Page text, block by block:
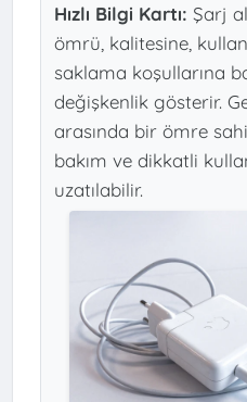
Hızlı Bilgi Kartı: Şarj
ömrü, kalitesine,
saklama koşullarına
değişkenlik gösterir.
arasında bir ömre
bakım ve dikkatli
uzatılabilir.